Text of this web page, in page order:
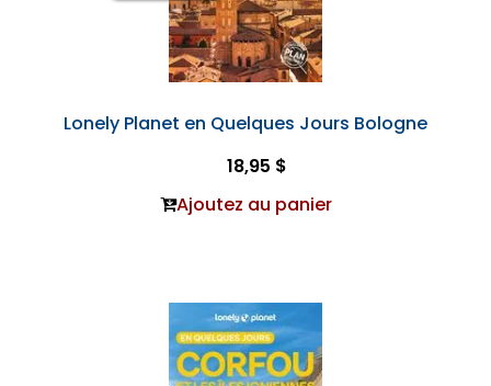
Lonely Planet en Quelques Jours Bologne
18,95 $
Ajoutez au panier